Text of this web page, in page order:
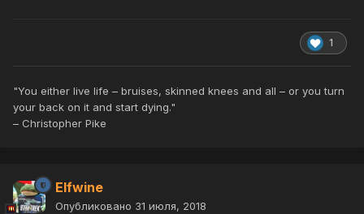
1
"You either live life – bruises, skinned knees and all – or you turn
your back on it and start dying."
– Christopher Pike
Elfwine
Опубликовано 31 июля, 2018